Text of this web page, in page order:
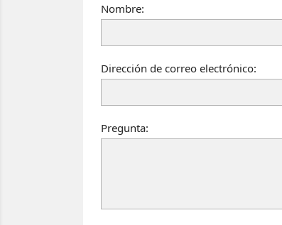
Nombre:
Dirección de correo electrónico:
Pregunta: